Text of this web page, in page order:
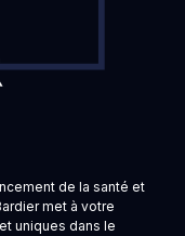
de la santé et
met à votre
uniques dans le